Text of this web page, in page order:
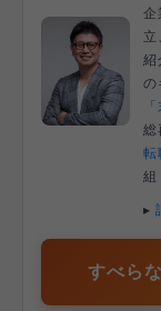
企
紹
の
総
転
組
▸
すべら